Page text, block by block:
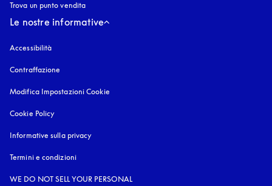
Trova un punto vendita
Le nostre informative
Accessibilità
Contraffazione
Modifica Impostazioni Cookie
Cookie Policy
Informative sulla privacy
Termini e condizioni
WE DO NOT SELL YOUR PERSONAL